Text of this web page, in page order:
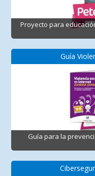
Proyecto para
Guía
Guía para la